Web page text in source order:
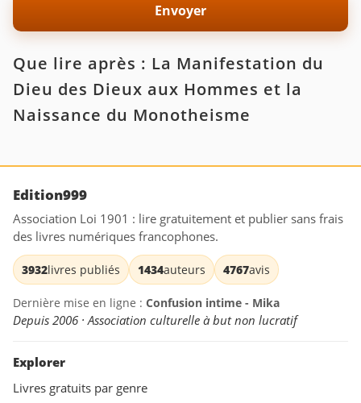
Que lire après : La Manifestation du
Dieu des Dieux aux Hommes et la
Naissance du Monotheisme
Edition999
Association Loi 1901 : lire gratuitement et publier sans frais
des livres numériques francophones.
3932livres publiés 1434auteurs 4767avis
Dernière mise en ligne : Confusion intime - Mika
Depuis 2006 · Association culturelle à but non lucratif
Explorer
Livres gratuits par genre